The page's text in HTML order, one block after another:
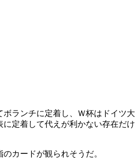
ランチに定着し、Ｗ杯はドイツ大
定着して代えが利かない存在だけ
カードが観られそうだ。